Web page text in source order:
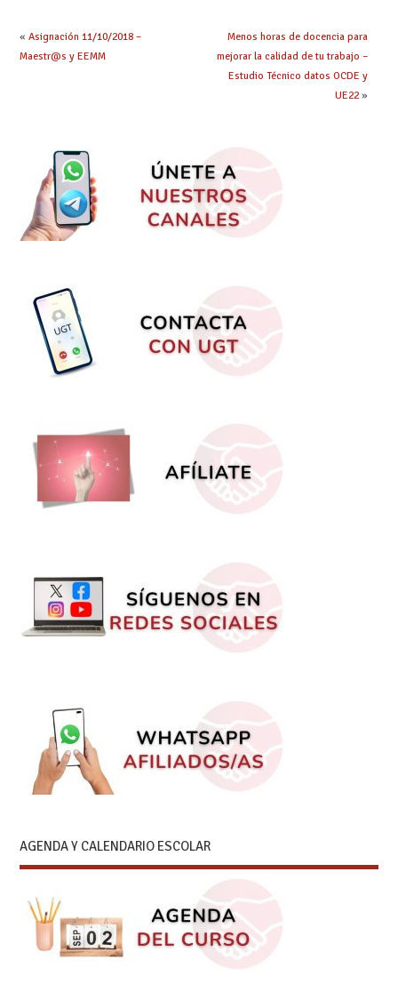
« Asignación 11/10/2018 –
Maestr@s y EEMM
Menos horas de docencia para
mejorar la calidad de tu trabajo –
Estudio Técnico datos OCDE y
UE22»
AGENDA Y CALENDARIO ESCOLAR